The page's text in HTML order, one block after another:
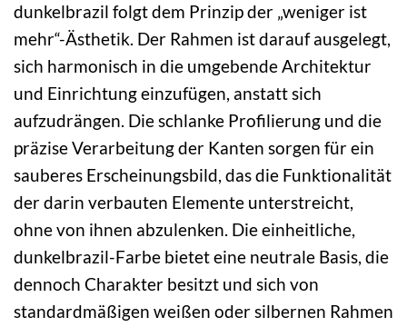
dunkelbrazil folgt dem Prinzip der „weniger ist
mehr“-Ästhetik. Der Rahmen ist darauf ausgelegt,
sich harmonisch in die umgebende Architektur
und Einrichtung einzufügen, anstatt sich
aufzudrängen. Die schlanke Profilierung und die
präzise Verarbeitung der Kanten sorgen für ein
sauberes Erscheinungsbild, das die Funktionalität
der darin verbauten Elemente unterstreicht,
ohne von ihnen abzulenken. Die einheitliche,
dunkelbrazil-Farbe bietet eine neutrale Basis, die
dennoch Charakter besitzt und sich von
standardmäßigen weißen oder silbernen Rahmen